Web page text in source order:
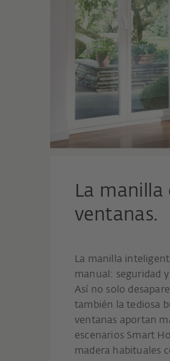
La manilla
ventanas.
La manilla
manual: seguridad
Así no solo
también la tediosa
ventanas aportan
escenarios Smart
madera habituales